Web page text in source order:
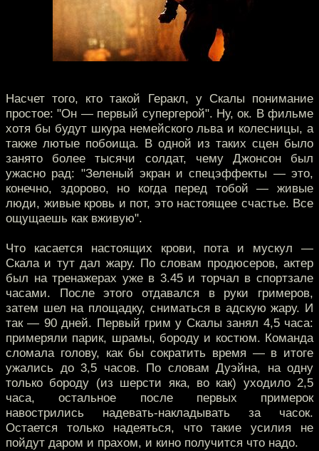
Насчет того, кто такой Геракл, у Скалы понимание
простое: "Он — первый супергерой". Ну, ок. В фильме
хотя бы будут шкура немейского льва и колесницы, а
также лютые побоища. В одной из таких сцен было
занято более тысячи солдат, чему Джонсон был
ужасно рад: "Зеленый экран и спецэффекты — это,
конечно, здорово, но когда перед тобой — живые
люди, живые кровь и пот, это настоящее счастье. Все
ощущаешь как вживую".
Что касается настоящих крови, пота и мускул —
Скала и тут дал жару. По словам продюсеров, актер
был на тренажерах уже в 3.45 и торчал в спортзале
часами. После этого отдавался в руки гримеров,
затем шел на площадку, сниматься в адскую жару. И
так — 90 дней. Первый грим у Скалы занял 4,5 часа:
примеряли парик, шрамы, бороду и костюм. Команда
сломала голову, как бы сократить время — в итоге
ужались до 3,5 часов. По словам Дуэйна, на одну
только бороду (из шерсти яка, во как) уходило 2,5
часа, остальное после первых примерок
навострились надевать-накладывать за часок.
Остается только надеяться, что такие усилия не
пойдут даром и прахом, и кино получится что надо.